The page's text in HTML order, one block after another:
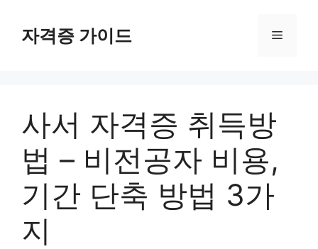
content자격증 가이드 Menu
사서 자격증 취득방
법 – 비전공자 비용,
기간 단축 방법 3가
지